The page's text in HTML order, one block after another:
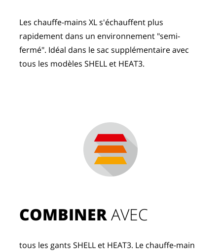
Les chauffe-mains XL s'échauffent plus
rapidement dans un environnement "semi-
fermé". Idéal dans le sac supplémentaire avec
tous les modèles SHELL et HEAT3.
COMBINER AVEC
tous les gants SHELL et HEAT3. Le chauffe-main